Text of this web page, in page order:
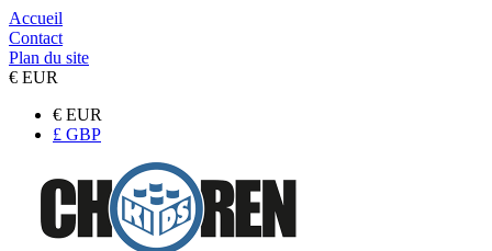
Accueil
Contact
Plan du site
€ EUR
€ EUR
£ GBP